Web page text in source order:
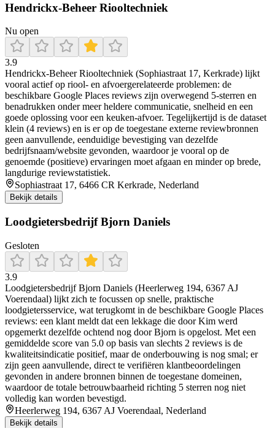
Hendrickx-Beheer Riooltechniek
Nu open
3.9
Hendrickx-Beheer Riooltechniek (Sophiastraat 17, Kerkrade) lijkt
vooral actief op riool- en afvoergerelateerde problemen: de
beschikbare Google Places reviews zijn overwegend 5-sterren en
benadrukken onder meer heldere communicatie, snelheid en een
goede oplossing voor een keuken-afvoer. Tegelijkertijd is de dataset
klein (4 reviews) en is er op de toegestane externe reviewbronnen
geen aanvullende, eenduidige bevestiging van dezelfde
bedrijfsnaam/website gevonden, waardoor je vooral op de
genoemde (positieve) ervaringen moet afgaan en minder op brede,
langdurige reviewstatistiek.
Sophiastraat 17, 6466 CR Kerkrade, Nederland
Bekijk details
Loodgietersbedrijf Bjorn Daniels
Gesloten
3.9
Loodgietersbedrijf Bjorn Daniels (Heerlerweg 194, 6367 AJ
Voerendaal) lijkt zich te focussen op snelle, praktische
loodgietersservice, wat terugkomt in de beschikbare Google Places
reviews: een klant meldt dat een lekkage die door Kim werd
opgemerkt dezelfde ochtend nog door Bjorn is opgelost. Met een
gemiddelde score van 5.0 op basis van slechts 2 reviews is de
kwaliteitsindicatie positief, maar de onderbouwing is nog smal; er
zijn geen aanvullende, direct te verifiëren klantbeoordelingen
gevonden in andere bronnen binnen de toegestane domeinen,
waardoor de totale betrouwbaarheid richting 5 sterren nog niet
volledig kan worden bevestigd.
Heerlerweg 194, 6367 AJ Voerendaal, Nederland
Bekijk details